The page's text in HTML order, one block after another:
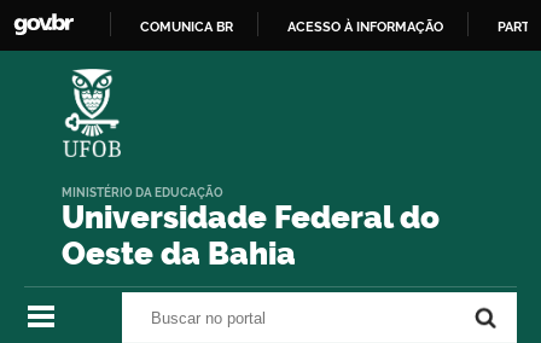
COMUNICA BR ACESSO À INFORMAÇÃO
Universidade Federal do
Oeste da Bahia
MINISTÉRIO DA EDUCAÇÃO